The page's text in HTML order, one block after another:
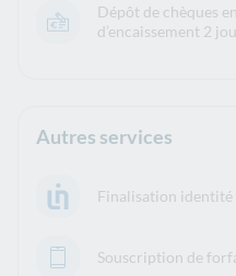
Dépôt de chèques
d’encaissement 2
Autres services
Finalisation identité
Souscription de